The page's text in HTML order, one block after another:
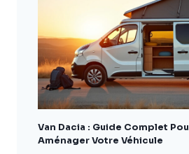
GUIDE
COMPLET
POUR
BIEN
CHOISIR
ET
AMÉNAGER
VOTRE
VÉHICULE
Van Dacia : Guide Complet
Aménager Votre Véhicule